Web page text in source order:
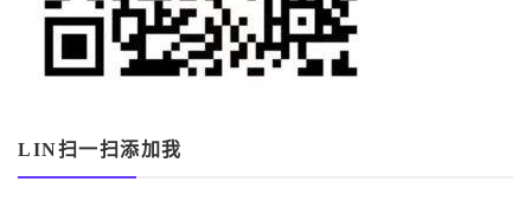
LIN扫一扫添加我